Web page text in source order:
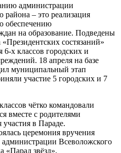
администрации
– это реализация
обеспечению
на образование. Подведены
состязаний»
х классов городских и
18 апреля на базе
муниципальный этап
участие 5 городских и 7
чётко командовали
вместе с родителями
в Параде.
церемония вручения
Всеволожского
«Парад звёзд».